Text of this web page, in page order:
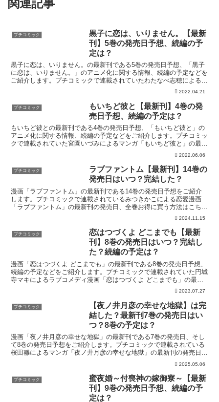
関連記事
プチコミック
黒子に恋は、いりません。【最新
刊】5巻の発売日予想、続編の予
定は？
黒子に恋は、いりません。の最新刊である5巻の発売日予想、「黒子
に恋は、いりません。」のアニメ化に関する情報、続編の予定などを
ご紹介します。プチコミックで連載されていたわたなべ志穂によるマ
ンガ「黒子に恋は、いりません。」の最新刊の発売日はこち...2022.04.21
プチコミック
もいちど彼と【最新刊】4巻の発
売日予想、続編の予定は？
もいちど彼との最新刊である4巻の発売日予想、「もいちど彼と」の
アニメ化に関する情報、続編の予定などをご紹介します。プチコミッ
クで連載されていた宮園いづみによるマンガ「もいちど彼と」の最新
刊の発売日はこちら！漫画「もいちど彼と」4巻の発売日は...2022.06.06
プチコミック
ラブファントム【最新刊】14巻の
発売日はいつ？完結した？
漫画「ラブファントム」の最新刊である14巻の発売日予想をご紹介
します。プチコミックで連載されているみつきかこによる恋愛漫画
「ラブファントム」の最新刊の発売日、全巻お得に買う方法はこち
ら！漫画「ラブファントム」14巻の発売日はいつ？(func... 2024.11.15
プチコミック
恋はつづくよ どこまでも【最新
刊】8巻の発売日はいつ？完結し
た？続編の予定は？
漫画「恋はつづくよ どこまでも」の最新刊である8巻の発売日予想、
続編の予定などをご紹介します。プチコミックで連載されていた円城
寺マキによるラブコメディ漫画「恋はつづくよ どこまでも」の最新
刊の発売日はこちら！漫画「恋はつづくよ どこまでも」... 2023.07.27
プチコミック
【夜ノ井月彦の幸せな地獄】は完
結した？最新刊7巻の発売日はい
つ？8巻の予定は？
漫画「夜ノ井月彦の幸せな地獄」の最新刊である7巻の発売日、そし
て8巻の発売日予想をご紹介します。プチコミックで連載されている
桜田雛によるマンガ「夜ノ井月彦の幸せな地獄」の最新刊の発売日は
こちら！漫画「夜ノ井月彦の幸せな地獄」7巻の発売日はい...2025.05.06
プチコミック
蜜夜婚～付喪神の嫁御寮～【最新
刊】9巻の発売日予想、続編の予
定は？